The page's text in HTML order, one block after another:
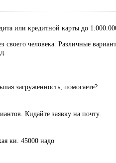
или кредитной карты до
своего человека. Различные
загруженность, помогаете?
Кидайте заявку на почту.
ки. 45000 надо